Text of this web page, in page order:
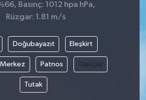
Basınç: 1012 hpa hPa,
Rüzgar: 1.81 m/s
Doğubayazıt Eleşkirt
Merkez Patnos Taşlıçay
Tutak